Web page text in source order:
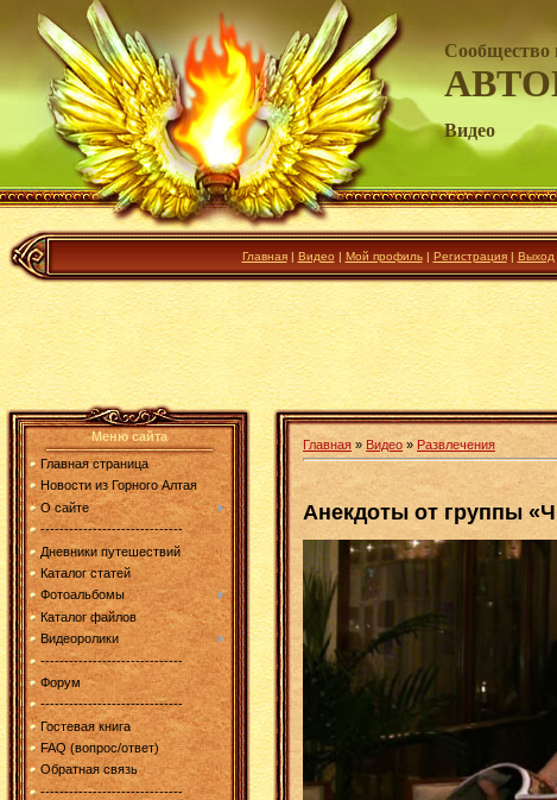
Сообщество
Видео
Главная| Видео| Мой профиль| Регистрация| Выход
Меню сайта
Главная страница
Новости из Горного Алтая
О сайте
------------------------------
Дневники путешествий
Каталог статей
Фотоальбомы
Каталог файлов
Видеоролики
------------------------------
Форум
------------------------------
Гостевая книга
FAQ (вопрос/ответ)
Обратная связь
------------------------------
Главная » Видео» Развлечения
Анекдоты от группы